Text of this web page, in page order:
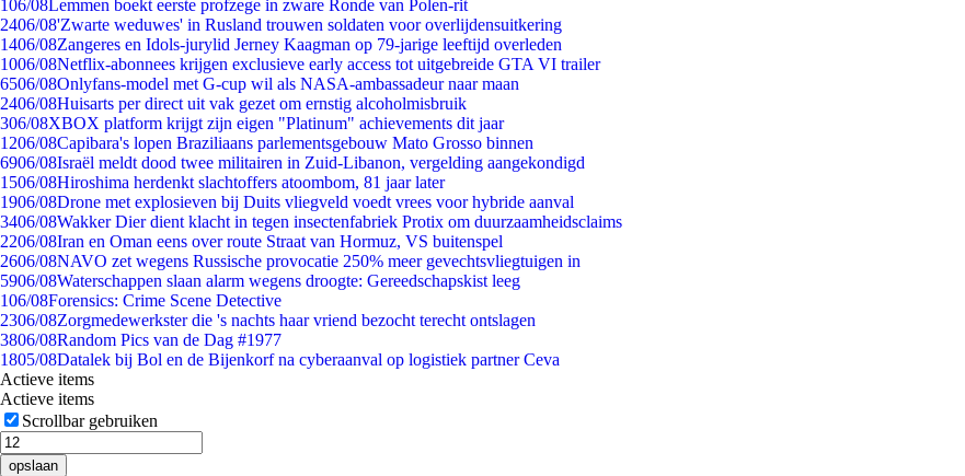
106/08Lemmen boekt eerste profzege in zware Ronde van Polen-rit
2406/08'Zwarte weduwes' in Rusland trouwen soldaten voor overlijdensuitkering
1406/08Zangeres en Idols-jurylid Jerney Kaagman op 79-jarige leeftijd overleden
1006/08Netflix-abonnees krijgen exclusieve early access tot uitgebreide GTA VI trailer
6506/08Onlyfans-model met G-cup wil als NASA-ambassadeur naar maan
2406/08Huisarts per direct uit vak gezet om ernstig alcoholmisbruik
306/08XBOX platform krijgt zijn eigen "Platinum" achievements dit jaar
1206/08Capibara's lopen Braziliaans parlementsgebouw Mato Grosso binnen
6906/08Israël meldt dood twee militairen in Zuid-Libanon, vergelding aangekondigd
1506/08Hiroshima herdenkt slachtoffers atoombom, 81 jaar later
1906/08Drone met explosieven bij Duits vliegveld voedt vrees voor hybride aanval
3406/08Wakker Dier dient klacht in tegen insectenfabriek Protix om duurzaamheidsclaims
2206/08Iran en Oman eens over route Straat van Hormuz, VS buitenspel
2606/08NAVO zet wegens Russische provocatie 250% meer gevechtsvliegtuigen in
5906/08Waterschappen slaan alarm wegens droogte: Gereedschapskist leeg
106/08Forensics: Crime Scene Detective
2306/08Zorgmedewerkster die 's nachts haar vriend bezocht terecht ontslagen
3806/08Random Pics van de Dag #1977
1805/08Datalek bij Bol en de Bijenkorf na cyberaanval op logistiek partner Ceva
Actieve items
Actieve items
Scrollbar gebruiken
opslaan